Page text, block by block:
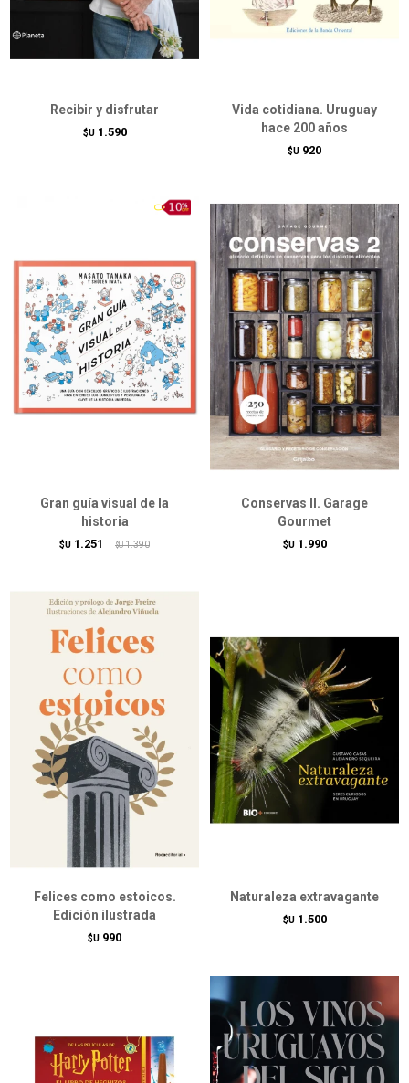
Recibir y disfrutar
$U 1.590
Vida cotidiana. Uruguay
hace 200 años
$U 920
Gran guía visual de la
historia
$U 1.251 $U 1.390
Conservas II. Garage
Gourmet
$U 1.990
Felices como estoicos.
Edición ilustrada
$U 990
Naturaleza extravagante
$U 1.500